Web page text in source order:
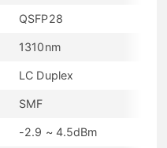
QSFP28
1310nm
LC Duplex
SMF
-2.9 ~ 4.5dBm